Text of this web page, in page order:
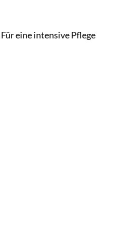
eine intensive Pflege